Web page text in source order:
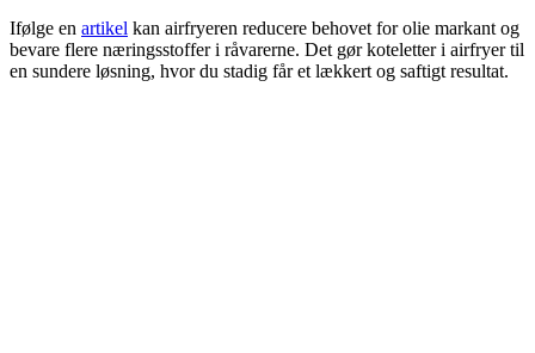
Ifølge en artikel kan airfryeren reducere behovet for olie markant og
bevare flere næringsstoffer i råvarerne. Det gør koteletter i airfryer til
en sundere løsning, hvor du stadig får et lækkert og saftigt resultat.